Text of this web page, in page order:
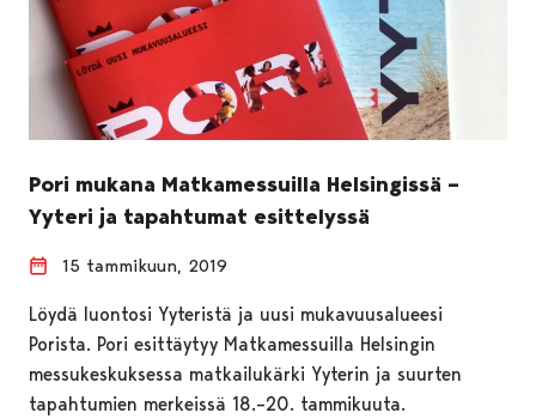
Pori mukana Matkamessuilla Helsingissä –
Yyteri ja tapahtumat esittelyssä
15 tammikuun, 2019
Löydä luontosi Yyteristä ja uusi mukavuusalueesi
Porista. Pori esittäytyy Matkamessuilla Helsingin
messukeskuksessa matkailukärki Yyterin ja suurten
tapahtumien merkeissä 18.–20. tammikuuta.